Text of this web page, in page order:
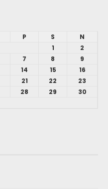
P S
N
1
2
7 8
9
14 15
16
21 22
23
28 29
30